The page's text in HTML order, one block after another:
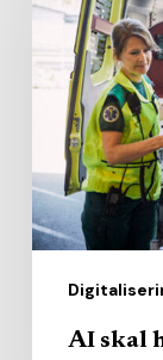
hjælpe
ambulancefolk
med
undgå
unødige
indlæggelser
AI skal